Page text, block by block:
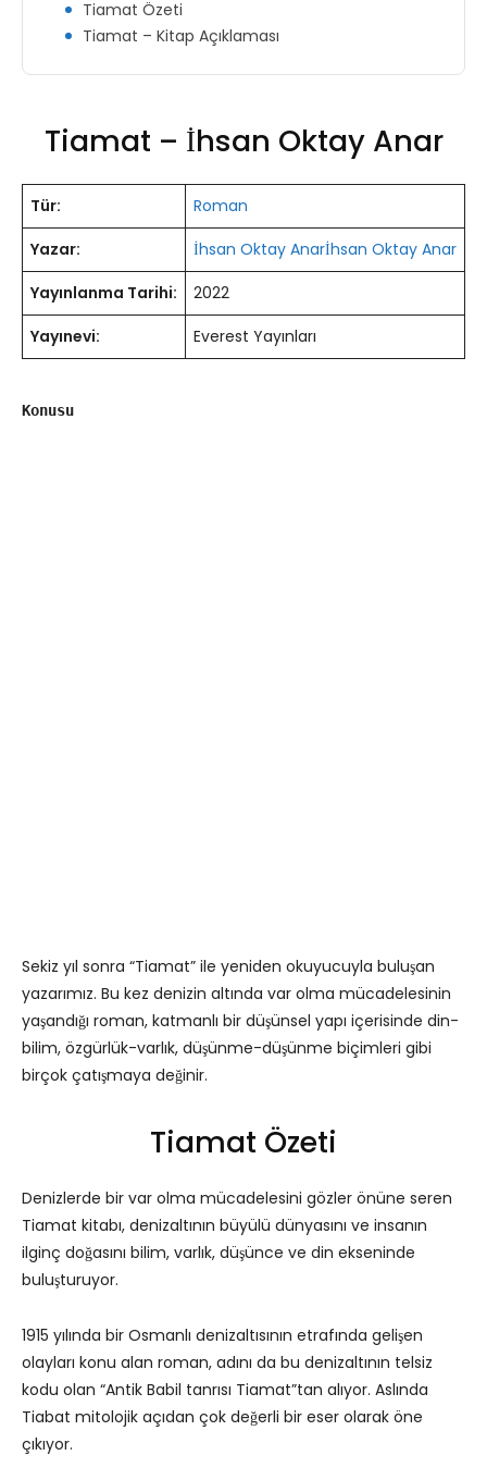
Tiamat Özeti
Tiamat – Kitap Açıklaması
Tiamat – İhsan Oktay Anar
Tür:
Roman
Yazar:
İhsan Oktay Anarİhsan Oktay Anar
Yayınlanma Tarihi:
2022
Yayınevi:
Everest Yayınları
Konusu
Sekiz yıl sonra “Tiamat” ile yeniden okuyucuyla buluşan
yazarımız. Bu kez denizin altında var olma mücadelesinin
yaşandığı roman, katmanlı bir düşünsel yapı içerisinde din-
bilim, özgürlük-varlık, düşünme-düşünme biçimleri gibi
birçok çatışmaya değinir.
Tiamat Özeti
Denizlerde bir var olma mücadelesini gözler önüne seren
Tiamat kitabı, denizaltının büyülü dünyasını ve insanın
ilginç doğasını bilim, varlık, düşünce ve din ekseninde
buluşturuyor.
1915 yılında bir Osmanlı denizaltısının etrafında gelişen
olayları konu alan roman, adını da bu denizaltının telsiz
kodu olan “Antik Babil tanrısı Tiamat”tan alıyor. Aslında
Tiabat mitolojik açıdan çok değerli bir eser olarak öne
çıkıyor.